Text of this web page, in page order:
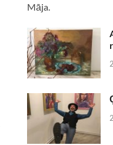
Māja.